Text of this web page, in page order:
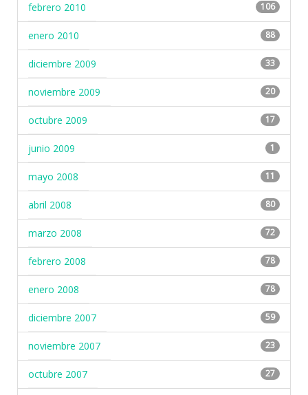
febrero 2010 106
enero 2010 88
diciembre 2009 33
noviembre 2009 20
octubre 2009 17
junio 2009 1
mayo 2008 11
abril 2008 80
marzo 2008 72
febrero 2008 78
enero 2008 78
diciembre 2007 59
noviembre 2007 23
octubre 2007 27